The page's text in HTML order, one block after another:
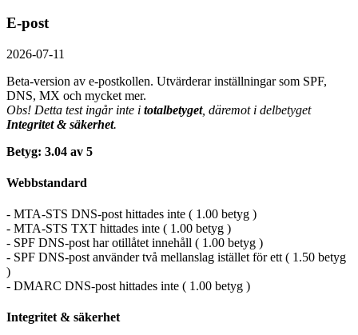
E-post
2026-07-11
Beta-version av e-postkollen. Utvärderar inställningar som SPF,
DNS, MX och mycket mer.
Obs! Detta test ingår inte i totalbetyget, däremot i delbetyget
Integritet & säkerhet.
Betyg: 3.04 av 5
Webbstandard
- MTA-STS DNS-post hittades inte ( 1.00 betyg )
- MTA-STS TXT hittades inte ( 1.00 betyg )
- SPF DNS-post har otillåtet innehåll ( 1.00 betyg )
- SPF DNS-post använder två mellanslag istället för ett ( 1.50 betyg
)
- DMARC DNS-post hittades inte ( 1.00 betyg )
Integritet & säkerhet